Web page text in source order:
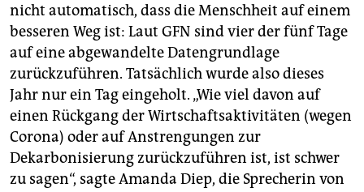
nicht automatisch, dass die Menschheit auf einem
besseren Weg ist: Laut GFN sind vier der fünf Tage
auf eine abgewandelte Datengrundlage
zurückzuführen. Tatsächlich wurde also dieses
Jahr nur ein Tag eingeholt. „Wie viel davon auf
einen Rückgang der Wirtschaftsaktivitäten (wegen
Corona) oder auf Anstrengungen zur
Dekarbonisierung zurückzuführen ist, ist schwer
zu sagen“, sagte Amanda Diep, die Sprecherin von